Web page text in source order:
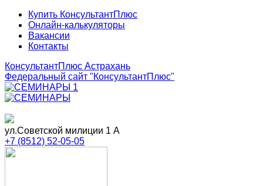
Купить КонсультантПлюс
Онлайн-калькуляторы
Вакансии
Контакты
КонсультантПлюс Астрахань
Федеральный сайт "КонсультантПлюс"
ул.Советской милиции 1 А
+7 (8512) 52-05-05